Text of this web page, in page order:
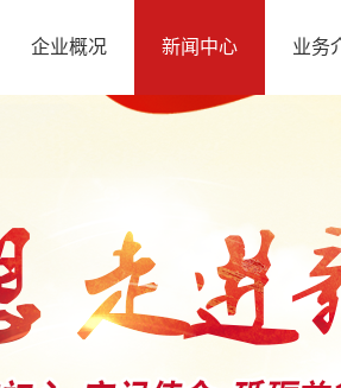
企业概况 新闻中心 业务